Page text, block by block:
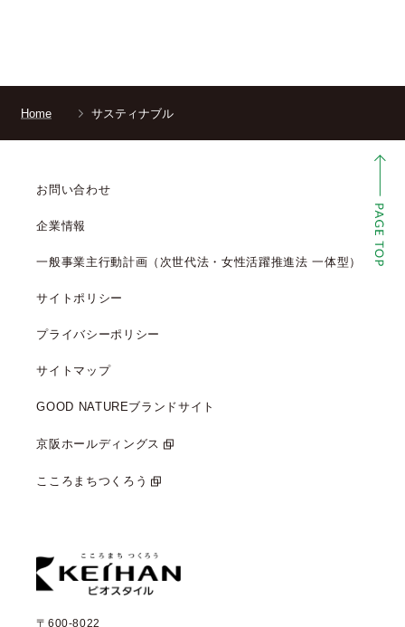
Home サスティナブル
お問い合わせ
企業情報
一般事業主行動計画（次世代法・女性活躍推進法 一体型）
サイトポリシー
プライバシーポリシー
サイトマップ
GOOD NATUREブランドサイト
京阪ホールディングス
こころまちつくろう
〒600-8022